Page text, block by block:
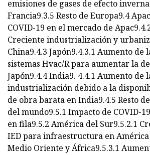
emisiones de gases de efecto
Francia9.3.5 Resto de Europa9.4
COVID-19 en el mercado de
Creciente industrialización y
China9.4.3 Japón9.4.3.1 Aumento de
sistemas Hvac/R para aumentar la
Japón9.4.4 India9. 4.4.1 Aumento de
industrialización debido a la
de obra barata en India9.4.5 Resto
del mundo9.5.1 Impacto de COVID-
en fila9.5.2 América del Sur9.5.2.1
IED para infraestructura en América
Medio Oriente y África9.5.3.1